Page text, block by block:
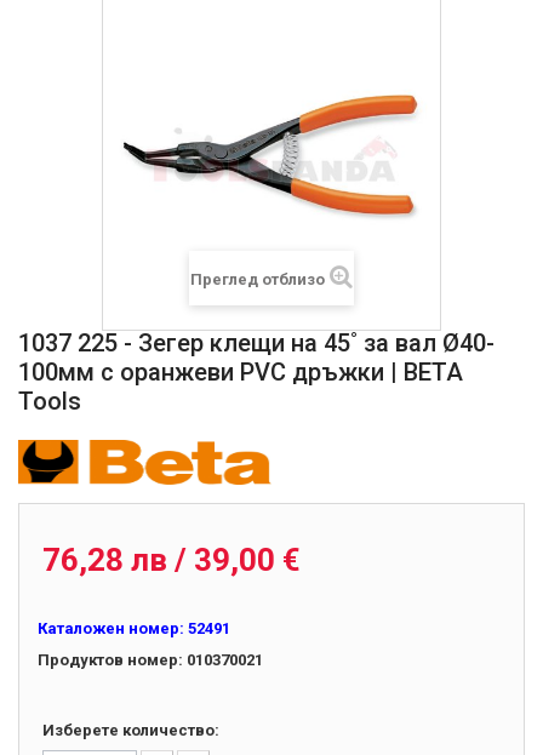
Преглед отблизо
1037 225 - Зегер клещи на 45˚ за вал Ø40-
100мм с оранжеви PVC дръжки | BETA
Tools
76,28 лв / 39,00 €
Каталожен номер: 52491
Продуктов номер: 010370021
Изберете количество: